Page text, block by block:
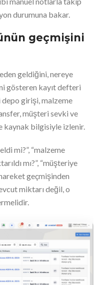
durumuna bakar.
geçmişini
geldiğini, nereye
gösteren kayıt defteri
girişi, malzeme
müşteri sevki ve
kaynak bilgisiyle izlenir.
mi?”, “malzeme
mı?”, “müşteriye
hareket geçmişinden
miktarı değil, o